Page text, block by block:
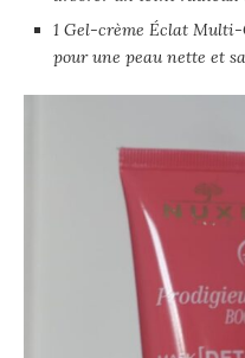
1 Gel-crème Éclat
pour une peau nette et